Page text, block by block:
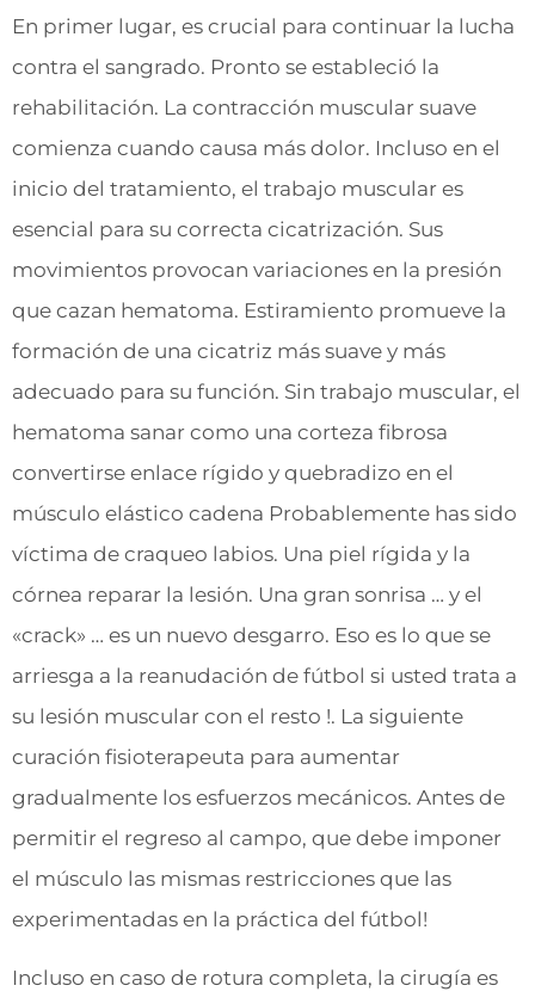
En primer lugar, es crucial para continuar la lucha
contra el sangrado. Pronto se estableció la
rehabilitación. La contracción muscular suave
comienza cuando causa más dolor. Incluso en el
inicio del tratamiento, el trabajo muscular es
esencial para su correcta cicatrización. Sus
movimientos provocan variaciones en la presión
que cazan hematoma. Estiramiento promueve la
formación de una cicatriz más suave y más
adecuado para su función. Sin trabajo muscular, el
hematoma sanar como una corteza fibrosa
convertirse enlace rígido y quebradizo en el
músculo elástico cadena Probablemente has sido
víctima de craqueo labios. Una piel rígida y la
córnea reparar la lesión. Una gran sonrisa … y el
«crack» … es un nuevo desgarro. Eso es lo que se
arriesga a la reanudación de fútbol si usted trata a
su lesión muscular con el resto !. La siguiente
curación fisioterapeuta para aumentar
gradualmente los esfuerzos mecánicos. Antes de
permitir el regreso al campo, que debe imponer
el músculo las mismas restricciones que las
experimentadas en la práctica del fútbol!
Incluso en caso de rotura completa, la cirugía es